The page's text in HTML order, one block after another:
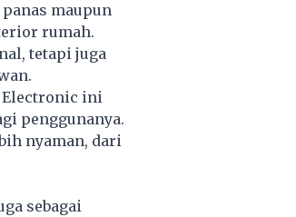
maupun
rumah.
tetapi juga
Electronic ini
penggunanya.
nyaman, dari
sebagai